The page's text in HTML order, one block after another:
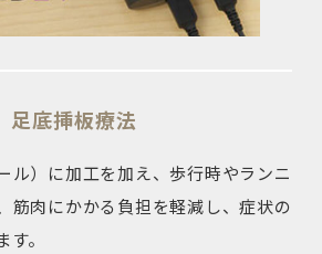
足底挿板療法
ル）に加工を加え、歩行時やランニ
筋肉にかかる負担を軽減し、症状の
。